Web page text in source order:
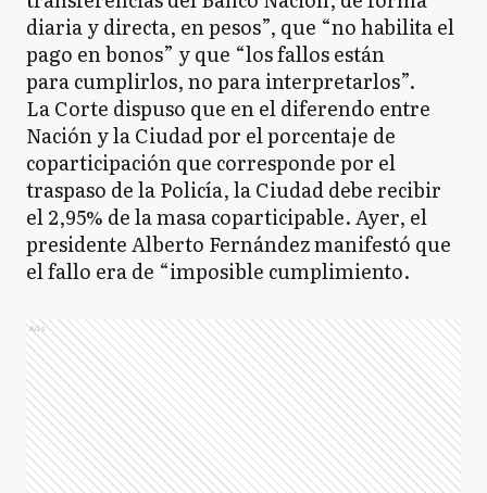
diaria y directa, en pesos”, que “no habilita el
pago en bonos” y que “los fallos están
para cumplirlos, no para interpretarlos”.
La Corte dispuso que en el diferendo entre
Nación y la Ciudad por el porcentaje de
coparticipación que corresponde por el
traspaso de la Policía, la Ciudad debe recibir
el 2,95% de la masa coparticipable. Ayer, el
presidente Alberto Fernández manifestó que
el fallo era de “imposible cumplimiento.
Ads